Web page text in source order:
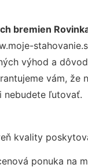
bremien
výhod a
vám, že
nebudete ľutovať.
kvality
ponuka na